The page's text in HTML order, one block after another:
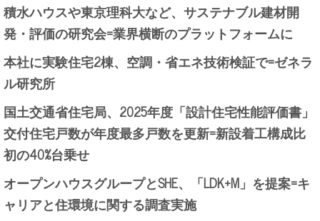
積水ハウスや東京理科大など、サステナブル建材開
発・評価の研究会=業界横断のプラットフォームに
本社に実験住宅2棟、空調・省エネ技術検証で=ゼネラ
ル研究所
国土交通省住宅局、2025年度「設計住宅性能評価書」
交付住宅戸数が年度最多戸数を更新=新設着工構成比
初の40%台乗せ
オープンハウスグループとSHE、「LDK+M」を提案=キ
ャリアと住環境に関する調査実施